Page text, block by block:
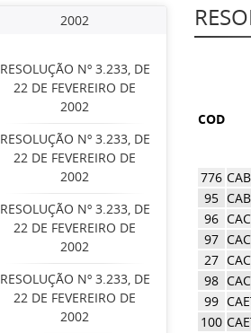
2002
RESOLUÇÃO Nº 3.233, DE
22 DE FEVEREIRO DE
2002
RESOLUÇÃO Nº 3.233, DE
22 DE FEVEREIRO DE
2002
RESOLUÇÃO Nº 3.233, DE
22 DE FEVEREIRO DE
2002
RESOLUÇÃO Nº 3.233, DE
22 DE FEVEREIRO DE
2002
COD
776
95
96
97
27
98
99
100